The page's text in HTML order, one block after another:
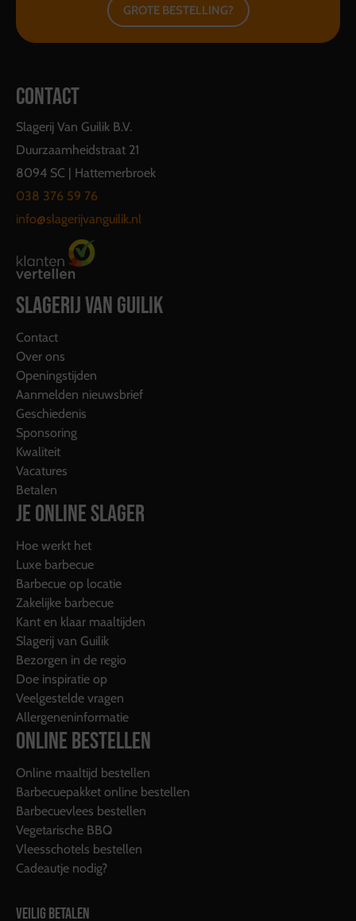
GROTE BESTELLING?
CONTACT
Slagerij Van Guilik B.V.
Duurzaamheidstraat 21
8094 SC | Hattemerbroek
038 376 59 76
info@slagerijvanguilik.nl
SLAGERIJ VAN GUILIK
Contact
Over ons
Openingstijden
Aanmelden nieuwsbrief
Geschiedenis
Sponsoring
Kwaliteit
Vacatures
Betalen
JE ONLINE SLAGER
Hoe werkt het
Luxe barbecue
Barbecue op locatie
Zakelijke barbecue
Kant en klaar maaltijden
Slagerij van Guilik
Bezorgen in de regio
Doe inspiratie op
Veelgestelde vragen
Allergeneninformatie
ONLINE BESTELLEN
Online maaltijd bestellen
Barbecuepakket online bestellen
Barbecuevlees bestellen
Vegetarische BBQ
Vleesschotels bestellen
Cadeautje nodig?
VEILIG BETALEN